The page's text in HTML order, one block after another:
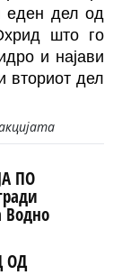
еден дел од
што го
и најави
вториот дел
ПО
Водно
ОД